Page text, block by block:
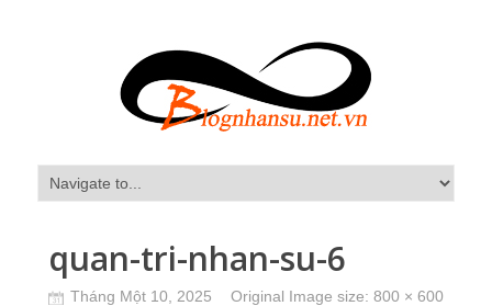
quan-tri-nhan-su-6
Tháng Một 10, 2025 Original Image size: 800 × 600